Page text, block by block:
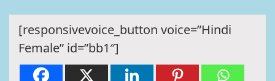
[responsivevoice_button voice=”Hindi
Female” id=”bb1″]